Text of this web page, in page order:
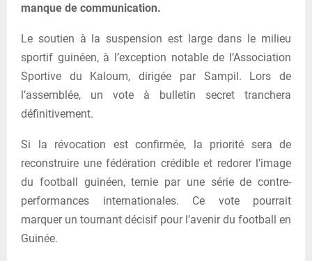
manque de communication.
Le soutien à la suspension est large dans le milieu
sportif guinéen, à l’exception notable de l’Association
Sportive du Kaloum, dirigée par Sampil. Lors de
l’assemblée, un vote à bulletin secret tranchera
définitivement.
Si la révocation est confirmée, la priorité sera de
reconstruire une fédération crédible et redorer l’image
du football guinéen, ternie par une série de contre-
performances internationales. Ce vote pourrait
marquer un tournant décisif pour l’avenir du football en
Guinée.